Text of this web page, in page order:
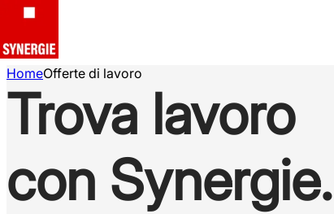
HomeOfferte di lavoro
Trova lavoro
con Synergie.